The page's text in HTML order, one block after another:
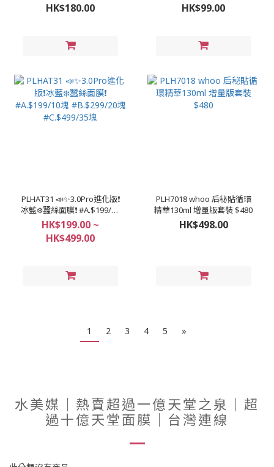
HK$180.00 HK$99.00
PLHAT31 📣✨3.0Pro進化版❗️
冰藍❄️蠶絲面膜❗ #A.$199/10
塊 #B.$299/20塊
#C.$499/35塊
HK$199.00 ~
HK$499.00
PLH7018 whoo 后秘貼循環
精華130ml 增量版套裝 $480
HK$498.00
1 2 3 4 5 »
水美媒｜熱賣超過一億天堂之泉｜超
過十億天堂面膜｜台灣連線